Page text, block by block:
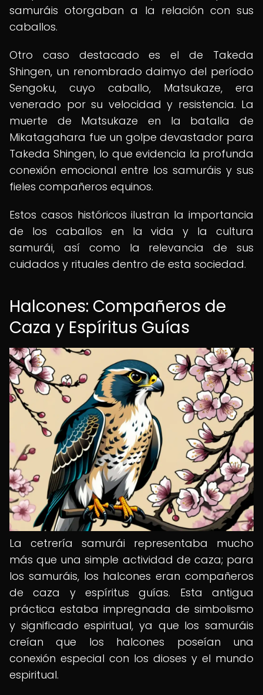
samuráis otorgaban a la relación con sus
caballos.
Otro caso destacado es el de Takeda
Shingen, un renombrado daimyo del período
Sengoku, cuyo caballo, Matsukaze, era
venerado por su velocidad y resistencia. La
muerte de Matsukaze en la batalla de
Mikatagahara fue un golpe devastador para
Takeda Shingen, lo que evidencia la profunda
conexión emocional entre los samuráis y sus
fieles compañeros equinos.
Estos casos históricos ilustran la importancia
de los caballos en la vida y la cultura
samurái, así como la relevancia de sus
cuidados y rituales dentro de esta sociedad.
Halcones: Compañeros de
Caza y Espíritus Guías
La cetrería samurái representaba mucho
más que una simple actividad de caza; para
los samuráis, los halcones eran compañeros
de caza y espíritus guías. Esta antigua
práctica estaba impregnada de simbolismo
y significado espiritual, ya que los samuráis
creían que los halcones poseían una
conexión especial con los dioses y el mundo
espiritual.